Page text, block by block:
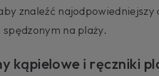
znaleźć
spędzonym na plaży.
kąpielowe i ręczniki